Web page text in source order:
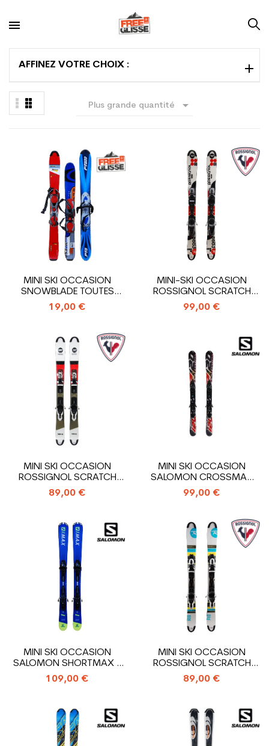
AFFINEZ VOTRE CHOIX :
Plus grande quantité 
MINI SKI OCCASION
SNOWBLADE TOUTES
MARQUES TOUS...
19,00 €
MINI-SKI OCCASION
ROSSIGNOL SCRATCH
FREE ZB + FIXATIONS
99,00 €
MINI SKI OCCASION
ROSSIGNOL SCRATCH
FREE ZB + FIXATIONS
89,00 €
MINI SKI OCCASION
SALOMON CROSSMAX
120 + FIXATIONS
99,00 €
MINI SKI OCCASION
SALOMON SHORTMAX +
FIXATIONS
109,00 €
MINI SKI OCCASION
ROSSIGNOL SCRATCH
FREE ZB + FIXATIONS
89,00 €